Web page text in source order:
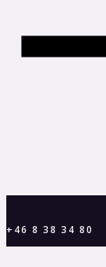
+46 8 38 34 80